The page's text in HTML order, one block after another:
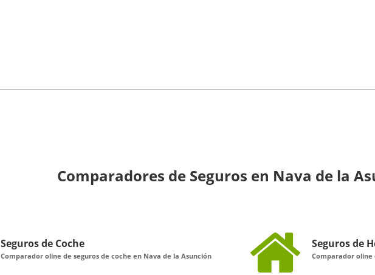
Comparadores de Seguros en Nava de la
Seguros de Coche
Comparador oline de seguros de coche en Nava de la Asunción
Seguros de
Comparador oline